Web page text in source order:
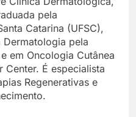
pela
Catarina (UFSC),
pela
em Oncologia Cutânea
Center. É especialista
Regenerativas e